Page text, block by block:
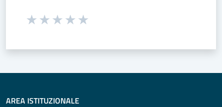
Seleziona una valutazione da 1 a 5 stelle
AREA ISTITUZIONALE